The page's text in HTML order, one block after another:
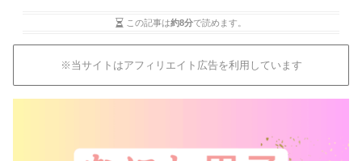
この記事は約8分で読めます。
※当サイトはアフィリエイト広告を利用しています